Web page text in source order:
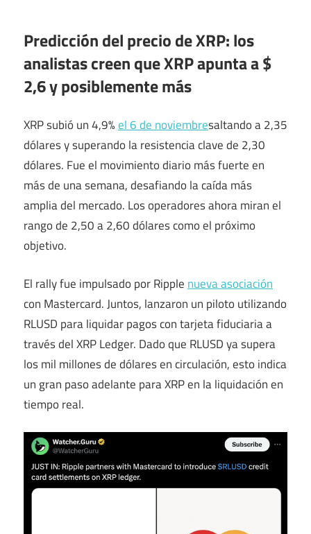
Predicción del precio de XRP: los
analistas creen que XRP apunta a $
2,6 y posiblemente más
XRP subió un 4,9%el 6 de noviembresaltando a 2,35
dólares y superando la resistencia clave de 2,30
dólares. Fue el movimiento diario más fuerte en
más de una semana, desafiando la caída más
amplia del mercado. Los operadores ahora miran el
rango de 2,50 a 2,60 dólares como el próximo
objetivo.
El rally fue impulsado por Ripple nueva asociación
con Mastercard. Juntos, lanzaron un piloto utilizando
RLUSD para liquidar pagos con tarjeta fiduciaria a
través del XRP Ledger. Dado que RLUSD ya supera
los mil millones de dólares en circulación, esto indica
un gran paso adelante para XRP en la liquidación en
tiempo real.